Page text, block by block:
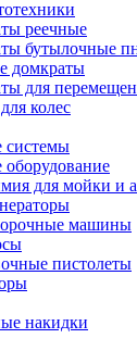
реечные
бутылочные
домкраты
для
колес
системы
для мойки и
машины
пистолеты
накидки